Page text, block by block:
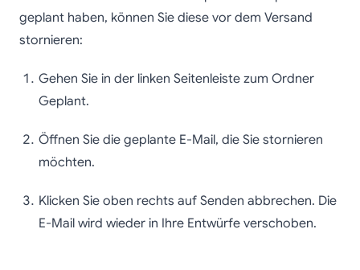
geplant haben, können Sie diese vor dem Versand
stornieren:
Gehen Sie in der linken Seitenleiste zum Ordner
Geplant.
Öffnen Sie die geplante E-Mail, die Sie stornieren
möchten.
Klicken Sie oben rechts auf Senden abbrechen. Die
E-Mail wird wieder in Ihre Entwürfe verschoben.